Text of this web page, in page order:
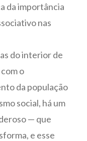
da importância
nas
do interior de
o
da população
social, há um
— que
e esse